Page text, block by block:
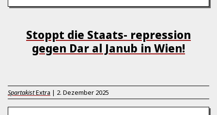
Stoppt die Staats­- repression
gegen ­Dar al Janub in Wien!
SpartakistExtra | 2. Dezember 2025